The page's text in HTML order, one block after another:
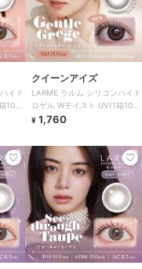
イド
10
クイーンアイズ
LARME ラルム シリコンハイド
ロゲル Wモイスト UV(1箱10
枚)
¥ 1,760